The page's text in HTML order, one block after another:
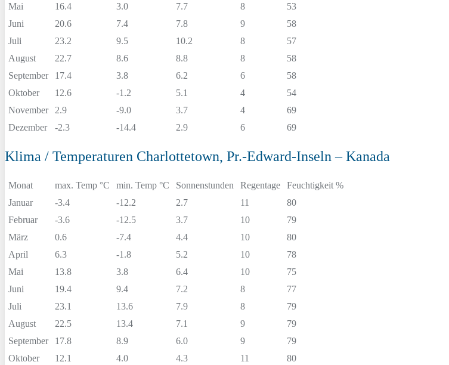
Mai
16.4 3.0 7.7 8
53
Juni
20.6 7.4 7.8 9
58
Juli
23.2 9.5 10.2 8
57
August
22.7 8.6 8.8 8
58
September
17.4 3.8 6.2 6
58
Oktober
12.6 -1.2 5.1 4
54
November
2.9 -9.0 3.7 4
69
Dezember
-2.3 -14.4 2.9 6 69
Klima / Temperaturen Charlottetown, Pr.-Edward-Inseln – Kanada
Monat max. Temp °C min. Temp °C Sonnenstunden Regentage
Feuchtigkeit %
Januar
-3.4 -12.2 2.7 11
80
Februar
-3.6 -12.5 3.7 10
79
März
0.6 -7.4 4.4 10
80
April
6.3 -1.8 5.2 10
78
Mai
13.8 3.8 6.4 10
75
Juni
19.4 9.4 7.2 8
77
Juli
23.1 13.6 7.9 8
79
August
22.5 13.4 7.1 9
79
September
17.8 8.9 6.0 9
79
Oktober
12.1 4.0 4.3 11 80